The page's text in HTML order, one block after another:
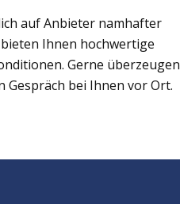
auf Anbieter namhafter
Ihnen hochwertige
Gerne überzeugen
Gespräch bei Ihnen vor Ort.